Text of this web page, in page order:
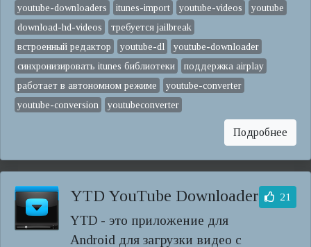
youtube-downloaders
itunes-import youtube-videos
youtube
download-hd-videos
требуется jailbreak
встроенный редактор
youtube-dl
youtube-downloader
синхронизировать itunes библиотеки
поддержка airplay
работает в автономном режиме
youtube-converter
youtube-conversion
youtubeconverter
Подробнее
YTD YouTube Downloader
YTD - это приложение для
Android для загрузки видео с
21